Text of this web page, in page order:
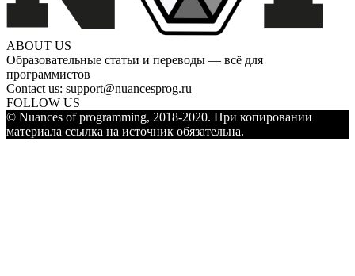
ABOUT US
Образовательные статьи и переводы — всё для
программистов
Contact us: support@nuancesprog.ru
FOLLOW US
© Nuances of programming, 2018-2020. При копировании
материала ссылка на источник обязательна.